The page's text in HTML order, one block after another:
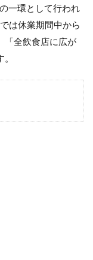
一環として行われ
は休業期間中から
「全飲食店に広が